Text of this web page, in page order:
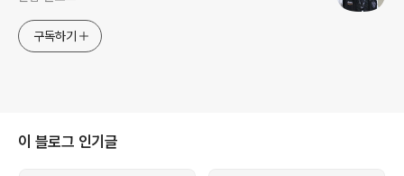
구독하기
이 블로그 인기글